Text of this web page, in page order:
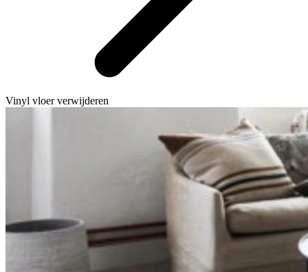
Vinyl vloer verwijderen